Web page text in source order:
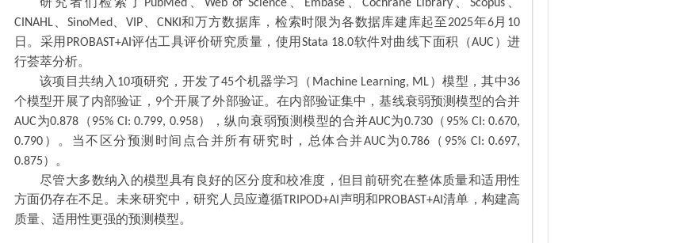
PubMed Web of Science Embase Cochrane Library Scopus
CINAHL SinoMed、VIP CNKI 和万方数据库，检索时限为各数据库建库起至2025年6月 10
日。采用 PROBAST+AI 评估工具评价研究质量，使用 Stata 18.0软件对曲线下面积（AUC ）进
行荟萃分析。
该项目共纳入 10项研究，开发了45个机器学习（ Machine Learning, ML）模型，其中36
个模型开展了内部验证， 9个开展了外部验证。在内部验证集中，基线衰弱预测模型的合并
AUC为0.878 （95% CI: 0.799, 0.958），纵向衰弱预测模型的合并AUC为0.730（ 95% CI: 0.670,
0.790 ）。当不区分预测时间点合并所有研究时，总体合并AUC为0.786（ 95% CI: 0.697,
0.875）。
尽管大多数纳入的模型具有良好的区分度和校准度，但目前研究在整体质量和适用性
方面仍存在不足。未来研究中，研究人员应遵循 TRIPOD+AI 声明和PROBAST+AI清单，构建高
质量、适用性更强的预测模型。